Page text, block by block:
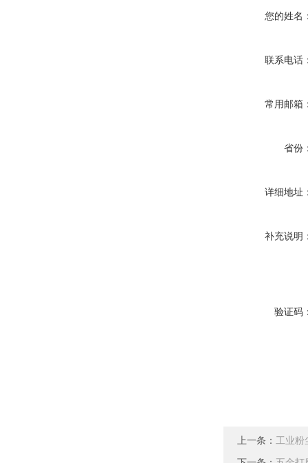
您的姓名
联系电话
常用邮箱
省份
详细地址
补充说明
验证码
上一条： 工业